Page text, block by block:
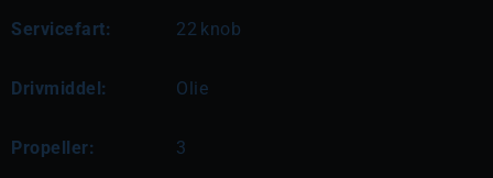
Servicefart: 22 knob
Drivmiddel: Olie
Propeller: 3